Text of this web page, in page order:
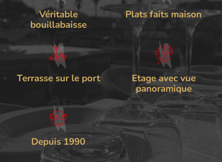
Véritable
bouillabaisse
Plats faits maison
Terrasse sur le port
Etage avec vue
panoramique
Depuis 1990